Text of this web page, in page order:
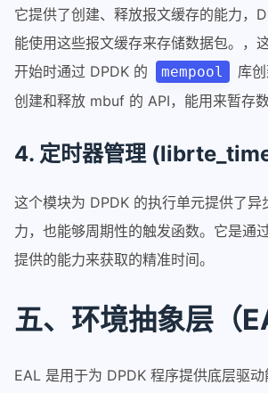
它提供了创建、释放报文缓存的能力，
能使用这些报文缓存来存储数据包。，
开始时通过 DPDK 的
mempool
库
创建和释放 mbuf 的 API，能用来暂存数
4. 定时器管理
这个模块为 DPDK 的执行单元提供了异
力，也能够周期性的触发函数。它是通
提供的能力来获取的精准时间。
五、环境抽象层（
EAL 是用于为 DPDK 程序提供底层驱